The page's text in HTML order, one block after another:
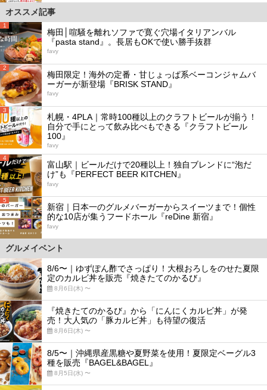
オススメ記事
1
梅田│喧騒を離れソファで寛ぐ穴場イタリアンバル
『pasta stand』。長居もOKで使い勝手抜群
favy
2
梅田限定！海外の定番・甘じょっぱ系ベーコンジャムバ
ーガーが新登場『BRISK STAND』
favy
3
札幌・4PLA｜常時100種以上のクラフトビールが揃う！
自分で手にとって飲み比べもできる『クラフトビール
100』
favy
4
富山駅｜ビールだけで20種以上！独自ブレンドに“泡だ
け”も『PERFECT BEER KITCHEN』
favy
5
新宿｜日本一のグルメバーガーからスイーツまで！個性
的な10店が集うフードホール『reDine 新宿』
favy
グルメイベント
8/6〜｜ゆずぽん酢でさっぱり！大根おろしをのせた夏限
定のカルビ丼を販売『焼きたてのかるび』
8月6日(木) 〜
『焼きたてのかるび』から「にんにくカルビ丼」が発
売！大人気の「豚カルビ丼」も待望の復活
8月6日(木) 〜
8/5〜｜沖縄県産黒糖や夏野菜を使用！夏限定ベーグル3
種を販売『BAGEL&BAGEL』
8月5日(水) 〜